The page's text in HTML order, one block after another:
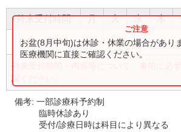
外来受付時間 月 火 水 木
8:30〜 12:30 ● ● ● ●
外来受付時間・内容等について、事前に必
認ください。
お盆(8月中旬)は休診・休業の場合があり
医療機関に直接ご確認ください。
備考:一部診療科予約制
臨時休診あり
受付/診療日時は科目により異なる